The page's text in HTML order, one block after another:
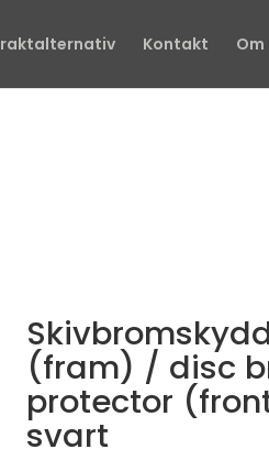
Kontakt Om
(fram) / disc
protector
svart